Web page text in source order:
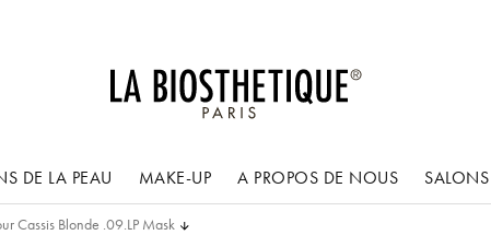
DE LA PEAU MAKE-UP A PROPOS DE NOUS SALONS
Cassis Blonde .09.LP Mask